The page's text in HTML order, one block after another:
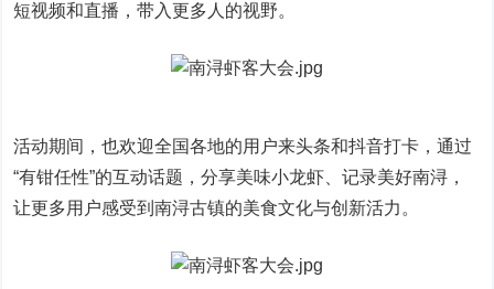
短视频和直播，带入更多人的视野。
活动期间，也欢迎全国各地的用户来头条和抖音打卡，通过
“有钳任性”的互动话题，分享美味小龙虾、记录美好南浔，
让更多用户感受到南浔古镇的美食文化与创新活力。